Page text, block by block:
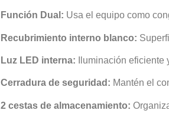
Función Dual: Usa el equipo como
Recubrimiento interno blanco:
Luz LED interna: Iluminación eficiente
Cerradura de seguridad: Mantén el
2 cestas de almacenamiento: